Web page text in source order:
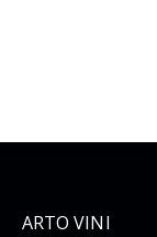
ARTO VINI